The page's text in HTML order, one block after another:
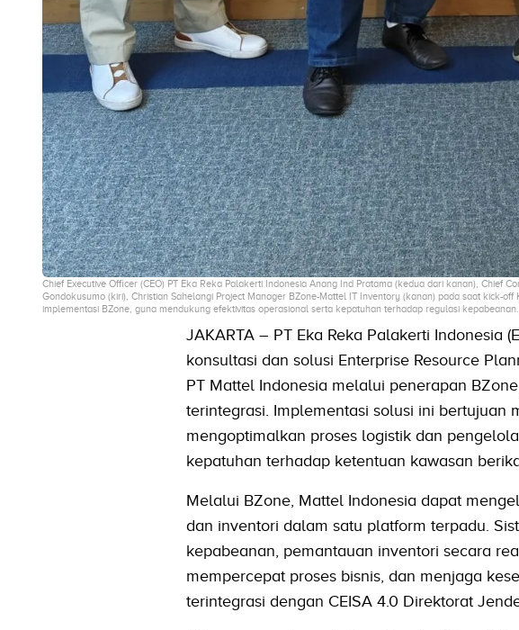
Chief Executive Officer (CEO) PT Eka Reka Palakerti Indonesia Anang Ind Pratama (kedua dari kanan), Chief
Gondokusumo (kiri), ⁠Christian Sahelangi Project Manager BZone-Mattel IT Inventory (kanan) pada saat kick-
implementasi BZone, guna mendukung efektivitas operasional serta kepatuhan terhadap regulasi
JAKARTA – PT Eka Reka Palakerti Indonesia
konsultasi dan solusi Enterprise Resource
PT Mattel Indonesia melalui penerapan
terintegrasi. Implementasi solusi ini bertujuan
mengoptimalkan proses logistik dan
kepatuhan terhadap ketentuan kawasan
Melalui BZone, Mattel Indonesia dapat
dan inventori dalam satu platform terpadu.
kepabeanan, pemantauan inventori secara
mempercepat proses bisnis, dan menjaga
terintegrasi dengan CEISA 4.0 Direktorat